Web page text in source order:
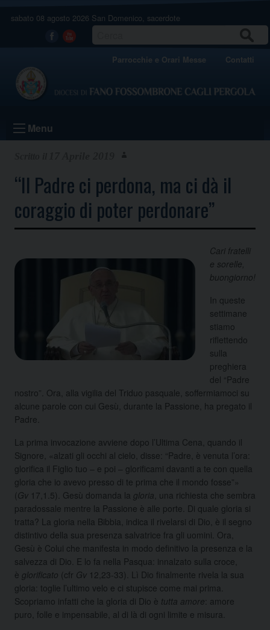
sabato 08 agosto 2026 San Domenico, sacerdote
Facebook
Youtube
Parrocchie e Orari Messe Contatti
Menu
“Il Padre ci perdona, ma ci dà il
coraggio di poter perdonare”
Cari fratelli
e sorelle,
buongiorno!
In queste
settimane
stiamo
riflettendo
sulla
preghiera
del “Padre
nostro”. Ora, alla vigilia del Triduo pasquale, soffermiamoci su
alcune parole con cui Gesù, durante la Passione, ha pregato il
Padre.
La prima invocazione avviene dopo l’Ultima Cena, quando il
Signore, «alzati gli occhi al cielo, disse: “Padre, è venuta l’ora:
glorifica il Figlio tuo – e poi – glorificami davanti a te con quella
gloria che io avevo presso di te prima che il mondo fosse”»
(Gv 17,1.5). Gesù domanda la gloria , una richiesta che sembra
paradossale mentre la Passione è alle porte. Di quale gloria si
tratta? La gloria nella Bibbia, indica il rivelarsi di Dio, è il segno
distintivo della sua presenza salvatrice fra gli uomini. Ora,
Gesù è Colui che manifesta in modo definitivo la presenza e la
salvezza di Dio. E lo fa nella Pasqua: innalzato sulla croce,
è glorificato (cfr Gv 12,23-33). Lì Dio finalmente rivela la sua
gloria: toglie l’ultimo velo e ci stupisce come mai prima.
Scopriamo infatti che la gloria di Dio è tutta amore : amore
puro, folle e impensabile, al di là di ogni limite e misura.